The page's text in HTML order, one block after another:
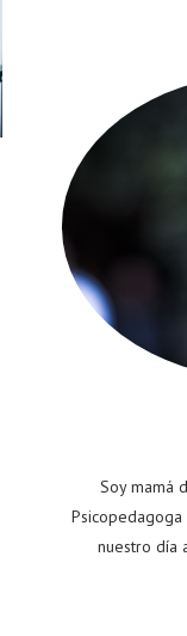
Soy mamá
nuestro día